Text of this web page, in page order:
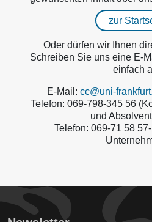
zur
Oder dürfen wir Ihnen
Schreiben Sie uns eine E-
einfach
E-Mail: cc@uni-
Telefon: 069-798-345 56
und
Telefon: 069-71 58